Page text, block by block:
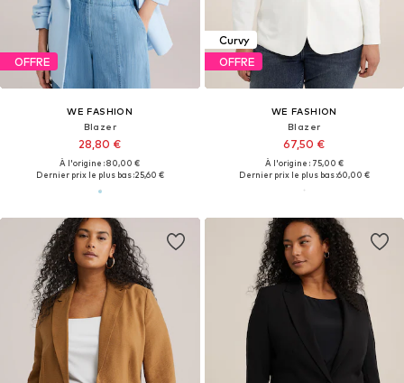
OFFRE
WE FASHION
Blazer
28,80 €
À l'origine : 80,00 €
Dernier prix le plus bas :25,60 €
Curvy
OFFRE
WE FASHION
Blazer
67,50 €
À l'origine : 75,00 €
Dernier prix le plus bas :60,00 €